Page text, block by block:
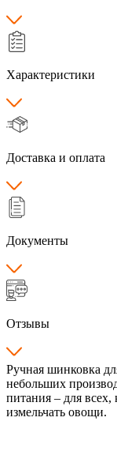
Характеристики
Доставка и оплата
Документы
Отзывы
Ручная шинковка
небольших
питания – для
измельчать овощи.